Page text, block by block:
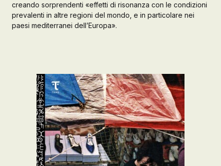
creando sorprendenti «effetti di risonanza con le condizioni
prevalenti in altre regioni del mondo, e in particolare nei
paesi mediterranei dell’Europa».